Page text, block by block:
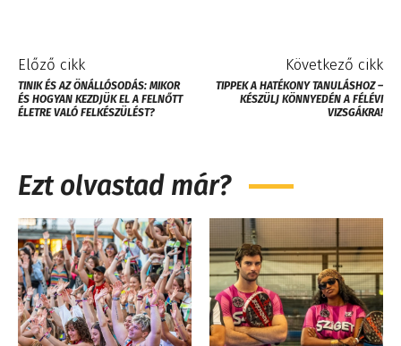
Előző cikk
TINIK ÉS AZ ÖNÁLLÓSODÁS: MIKOR
ÉS HOGYAN KEZDJÜK EL A FELNŐTT
ÉLETRE VALÓ FELKÉSZÜLÉST?
Következő cikk
TIPPEK A HATÉKONY TANULÁSHOZ –
KÉSZÜLJ KÖNNYEDÉN A FÉLÉVI
VIZSGÁKRA!
Ezt olvastad már?